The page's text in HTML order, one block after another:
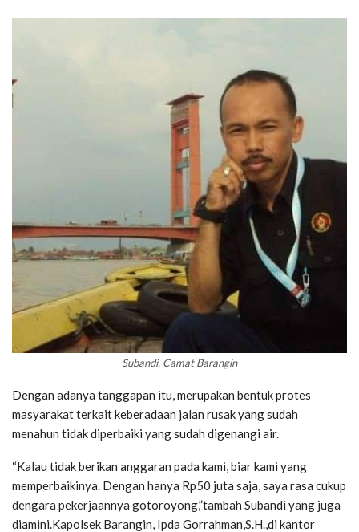
Subandi, Camat Barangin
Dengan adanya tanggapan itu, merupakan bentuk protes
masyarakat terkait keberadaan jalan rusak yang sudah
menahun tidak diperbaiki yang sudah digenangi air.
“Kalau tidak berikan anggaran pada kami, biar kami yang
memperbaikinya. Dengan hanya Rp50 juta saja, saya rasa cukup
dengara pekerjaannya gotoroyong,”tambah Subandi yang juga
diamini.Kapolsek Barangin, Ipda Gorrahman,S.H.,di kantor